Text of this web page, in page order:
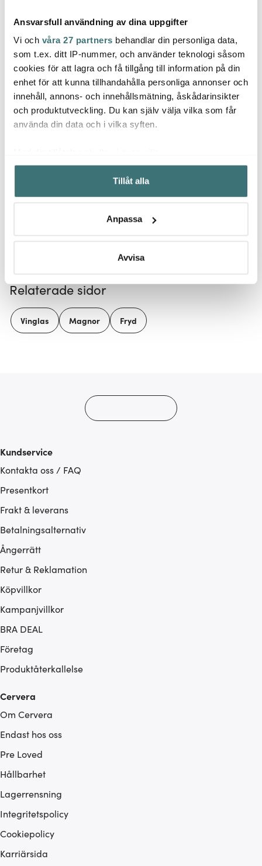
Ansvarsfull användning av dina uppgifter
Vi och våra 27 partners behandlar din personliga data,
som t.ex. ditt IP-nummer, och använder teknologi såsom
cookies för att lagra och få tillgång till information på din
enhet för att kunna tillhandahålla personliga annonser och
innehåll, annons- och innehållsmätning, åskådarinsikter
och produktutveckling. Du kan själv välja vilka som får
använda din data och i vilka syften.
Samla in information om din geografiska plats som
kan ha en noggrannhet på upp till flera meter
Identifiera din enhet genom att aktivt skanna den för
Ta reda på mer om hur dina personliga uppgifter
Du kan ändra eller dra tillbaka ditt samtycke när som
Vi använder cookies för att innehållet och annonserna
ska anpassas efter det som vi tror att du tycker om. Det
gör också att vi kan analysera vår trafik och göra
Tillåt alla
Anpassa
Avvisa
Jonas
Potatisskalare Jonas 21
cm
49 kr
Anders Petter
Steel Essentials
Potatissticka 15,5 cm
stål/svart
39 kr
Låt dig inspireras av våra kunder
Relaterade sidor
Vinglas Magnor Fryd
Kundservice
Kontakta oss / FAQ
Presentkort
Frakt & leverans
Betalningsalternativ
Ångerrätt
Retur & Reklamation
Köpvillkor
Kampanjvillkor
BRA DEAL
Företag
Produktåterkallelse
Cervera
Om Cervera
Endast hos oss
Pre Loved
Hållbarhet
Lagerrensning
Integritetspolicy
Cookiepolicy
Karriärsida